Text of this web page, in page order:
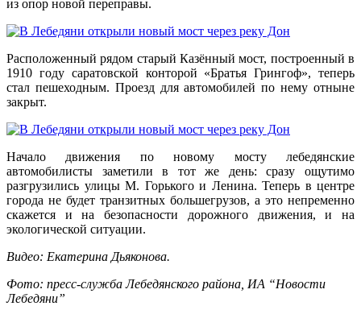
из опор новой переправы.
Расположенный рядом старый Казённый мост, построенный в
1910 году саратовской конторой «Братья Грингоф», теперь
стал пешеходным. Проезд для автомобилей по нему отныне
закрыт.
Начало движения по новому мосту лебедянские
автомобилисты заметили в тот же день: сразу ощутимо
разгрузились улицы М. Горького и Ленина. Теперь в центре
города не будет транзитных большегрузов, а это непременно
скажется и на безопасности дорожного движения, и на
экологической ситуации.
Видео: Екатерина Дьяконова.
Фото: пресс-служба Лебедянского района, ИА “Новости
Лебедяни”